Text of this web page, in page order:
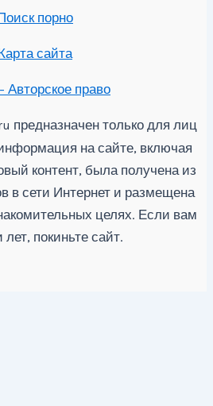
порно
сайта
Авторское право
предназначен только для лиц
на сайте, включая
контент, была получена из
в сети Интернет и размещена
целях. Если вам
лет, покиньте сайт.